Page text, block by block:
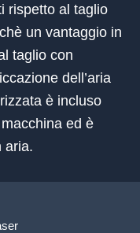
rispetto al taglio
un vantaggio in
taglio con
dell’aria
è incluso
ed è
aria.